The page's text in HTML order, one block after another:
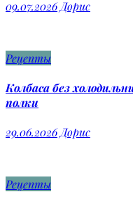
09.07.2026 Дорис
Рецепты
Колбаса без
полки
29.06.2026Дорис
Рецепты